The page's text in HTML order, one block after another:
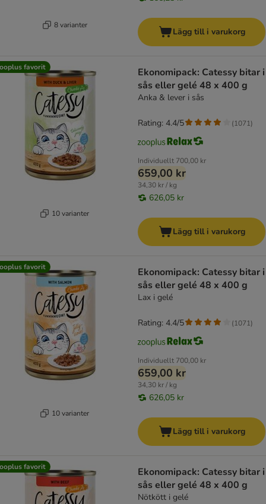
8 varianter
Lägg till i varukorg
favorit
10 varianter
Ekonomipack: Catessy bitar i
sås eller gelé 48 x 400 g
Anka & lever i sås
Individuellt 700,00 kr
659,00 kr
34,30 kr / kg
626,05 kr
Rating: 4.4/5 (1071)
Lägg till i varukorg
favorit
10 varianter
Ekonomipack: Catessy bitar i
sås eller gelé 48 x 400 g
Lax i gelé
Individuellt 700,00 kr
659,00 kr
34,30 kr / kg
626,05 kr
Rating: 4.4/5 (1071)
Lägg till i varukorg
favorit
Ekonomipack: Catessy bitar i
sås eller gelé 48 x 400 g
Nötkött i gelé